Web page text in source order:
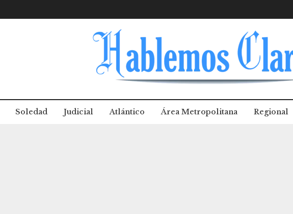
Soledad Judicial Atlántico Área Metropolitana Regional